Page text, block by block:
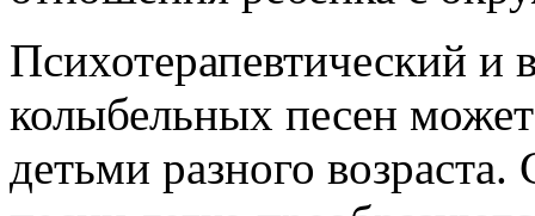
Психотерапевтический и
колыбельных песен
детьми разного